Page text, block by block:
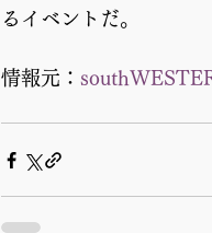
るイベントだ。
情報元：